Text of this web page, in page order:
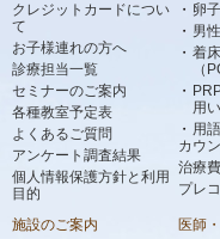
クレジットカードについ
て
お子様連れの方へ
診療担当一覧
セミナーのご案内
各種教室予定表
よくあるご質問
アンケート調査結果
個人情報保護方針と利用
目的
卵
男
着
（
用
用
カウ
治療
プレ
施設のご案内
医師